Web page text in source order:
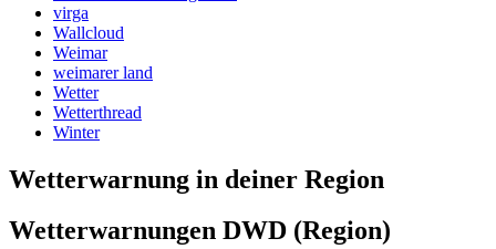
virga
Wallcloud
Weimar
weimarer land
Wetter
Wetterthread
Winter
Wetterwarnung in deiner Region
Wetterwarnungen DWD (Region)